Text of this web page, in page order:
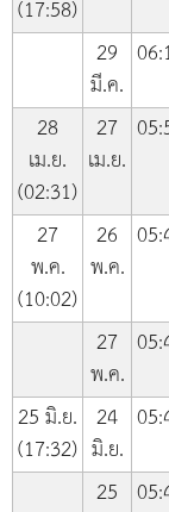
(17:58)
29
มี.ค.
28
เม.ย.
(02:31)
27
เม.ย.
27
พ.ค.
(10:02)
26
พ.ค.
27
พ.ค.
25 มิ.ย.
(17:32)
24
มิ.ย.
25